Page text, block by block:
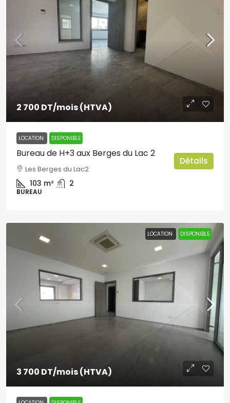
2 700 DT/mois (HTVA)
LOCATION DISPONIBLE
Bureau de H+3 aux Berges du Lac 2
Les Berges du Lac2
103 m² 2
BUREAU
Détails
LOCATION DISPONIBLE
3 700 DT/mois (HTVA)